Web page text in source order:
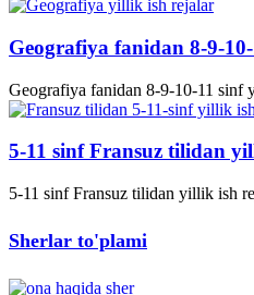
Geografiya fanidan 8-9-
Geografiya fanidan 8-9-10-11
5-11 sinf Fransuz tilidan
5-11 sinf Fransuz tilidan yillik ish
Sherlar to'plami